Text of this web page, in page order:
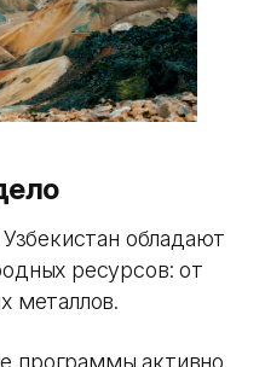
обладают
ресурсов: от
металлов.
программы активно